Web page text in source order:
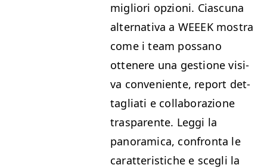
migliori opzioni. Cias­cu­na
alter­na­ti­va a WEEEKmostra
come i team pos­sano
ottenere una ges­tione visi­
va con­ve­niente, report det­
tagliati e col­lab­o­razione
traspar­ente. Leg­gi la
panoram­i­ca, con­fronta le
carat­ter­is­tiche e scegli la